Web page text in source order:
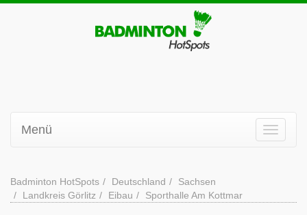
Menü
Badminton HotSpots Deutschland
Sachsen
Landkreis Görlitz
Eibau Sporthalle Am Kottmar